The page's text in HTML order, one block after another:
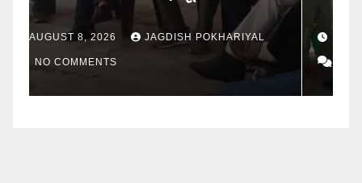
AUGUST 7, 2026 JAGDISH POKHARIYAL
NO COMMENTS